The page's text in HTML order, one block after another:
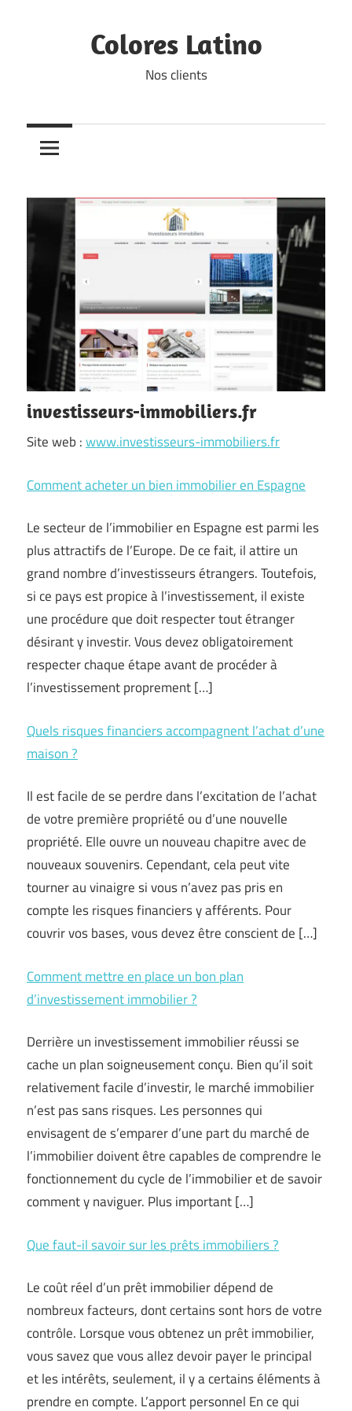
Colores Latino
Nos clients
investisseurs-immobiliers.fr
Site web :www.investisseurs-immobiliers.fr
Comment acheter un bien immobilier en Espagne
Le secteur de l’immobilier en Espagne est parmi les
plus attractifs de l’Europe. De ce fait, il attire un
grand nombre d’investisseurs étrangers. Toutefois,
si ce pays est propice à l’investissement, il existe
une procédure que doit respecter tout étranger
désirant y investir. Vous devez obligatoirement
respecter chaque étape avant de procéder à
l’investissement proprement […]
Quels risques financiers accompagnent l’achat d’une
maison ?
Il est facile de se perdre dans l’excitation de l’achat
de votre première propriété ou d’une nouvelle
propriété. Elle ouvre un nouveau chapitre avec de
nouveaux souvenirs. Cependant, cela peut vite
tourner au vinaigre si vous n’avez pas pris en
compte les risques financiers y afférents. Pour
couvrir vos bases, vous devez être conscient de […]
Comment mettre en place un bon plan
d’investissement immobilier ?
Derrière un investissement immobilier réussi se
cache un plan soigneusement conçu. Bien qu’il soit
relativement facile d’investir, le marché immobilier
n’est pas sans risques. Les personnes qui
envisagent de s’emparer d’une part du marché de
l’immobilier doivent être capables de comprendre le
fonctionnement du cycle de l’immobilier et de savoir
comment y naviguer. Plus important […]
Que faut-il savoir sur les prêts immobiliers ?
Le coût réel d’un prêt immobilier dépend de
nombreux facteurs, dont certains sont hors de votre
contrôle. Lorsque vous obtenez un prêt immobilier,
vous savez que vous allez devoir payer le principal
et les intérêts, seulement, il y a certains éléments à
prendre en compte. L’apport personnel En ce qui